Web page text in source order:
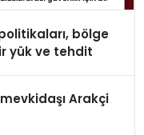
bölge
yük ve tehdit
Arakçi